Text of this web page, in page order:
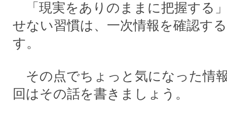
「現実をありのままに把握する
せない習慣は、一次情報を確認す
す。
その点でちょっと気になった情
回はその話を書きましょう。